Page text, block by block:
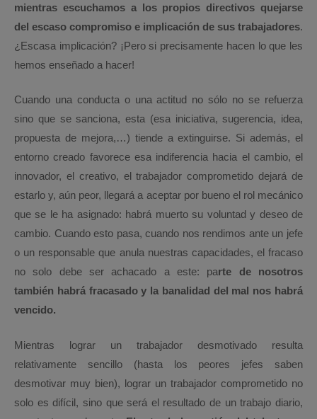
mientras escuchamos a los propios directivos quejarse
del escaso compromiso e implicación de sus trabajadores.
¿Escasa implicación? ¡Pero si precisamente hacen lo que les
hemos enseñado a hacer!
Cuando una conducta o una actitud no sólo no se refuerza
sino que se sanciona, esta (esa iniciativa, sugerencia, idea,
propuesta de mejora,…) tiende a extinguirse. Si además, el
entorno creado favorece esa indiferencia hacia el cambio, el
innovador, el creativo, el trabajador comprometido dejará de
estarlo y, aún peor, llegará a aceptar por bueno el rol mecánico
que se le ha asignado: habrá muerto su voluntad y deseo de
cambio. Cuando esto pasa, cuando nos rendimos ante un jefe
o un responsable que anula nuestras capacidades, el fracaso
no solo debe ser achacado a este: parte de nosotros
también habrá fracasado y la banalidad del mal nos habrá
vencido.
Mientras lograr un trabajador desmotivado resulta
relativamente sencillo (hasta los peores jefes saben
desmotivar muy bien), lograr un trabajador comprometido no
solo es difícil, sino que será el resultado de un trabajo diario,